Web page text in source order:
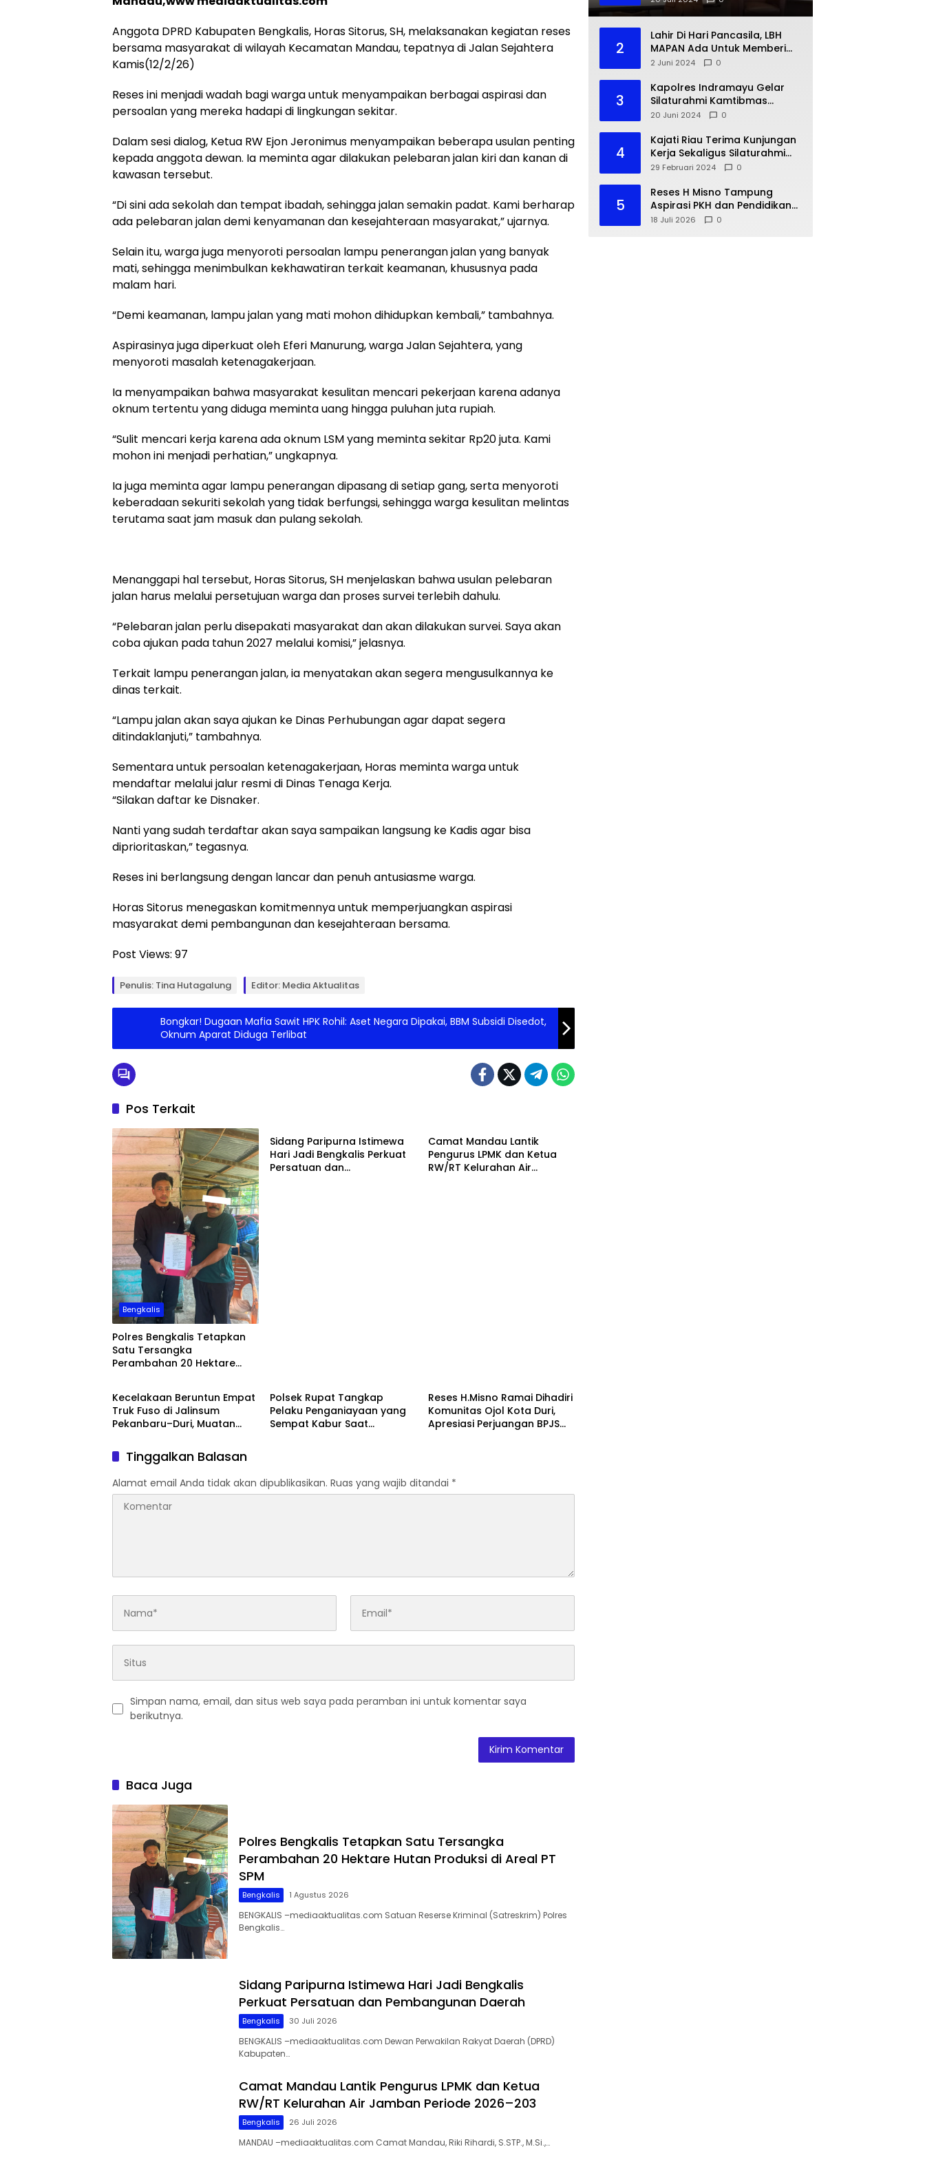
Anggota DPRD Kabupaten Bengkalis, Horas Sitorus, SH, melaksanakan kegiatan reses
bersama masyarakat di wilayah Kecamatan Mandau, tepatnya di Jalan Sejahtera
Kamis(12/2/26)
Reses ini menjadi wadah bagi warga untuk menyampaikan berbagai aspirasi dan
persoalan yang mereka hadapi di lingkungan sekitar.
Dalam sesi dialog, Ketua RW Ejon Jeronimus menyampaikan beberapa usulan penting
kepada anggota dewan. Ia meminta agar dilakukan pelebaran jalan kiri dan kanan di
kawasan tersebut.
“Di sini ada sekolah dan tempat ibadah, sehingga jalan semakin padat. Kami berharap
ada pelebaran jalan demi kenyamanan dan kesejahteraan masyarakat,” ujarnya.
Selain itu, warga juga menyoroti persoalan lampu penerangan jalan yang banyak
mati, sehingga menimbulkan kekhawatiran terkait keamanan, khususnya pada
malam hari.
“Demi keamanan, lampu jalan yang mati mohon dihidupkan kembali,” tambahnya.
Aspirasinya juga diperkuat oleh Eferi Manurung, warga Jalan Sejahtera, yang
menyoroti masalah ketenagakerjaan.
Ia menyampaikan bahwa masyarakat kesulitan mencari pekerjaan karena adanya
oknum tertentu yang diduga meminta uang hingga puluhan juta rupiah.
“Sulit mencari kerja karena ada oknum LSM yang meminta sekitar Rp20 juta. Kami
mohon ini menjadi perhatian,” ungkapnya.
Ia juga meminta agar lampu penerangan dipasang di setiap gang, serta menyoroti
keberadaan sekuriti sekolah yang tidak berfungsi, sehingga warga kesulitan melintas
terutama saat jam masuk dan pulang sekolah.
Menanggapi hal tersebut, Horas Sitorus, SH menjelaskan bahwa usulan pelebaran
jalan harus melalui persetujuan warga dan proses survei terlebih dahulu.
“Pelebaran jalan perlu disepakati masyarakat dan akan dilakukan survei. Saya akan
coba ajukan pada tahun 2027 melalui komisi,” jelasnya.
Terkait lampu penerangan jalan, ia menyatakan akan segera mengusulkannya ke
dinas terkait.
“Lampu jalan akan saya ajukan ke Dinas Perhubungan agar dapat segera
ditindaklanjuti,” tambahnya.
Sementara untuk persoalan ketenagakerjaan, Horas meminta warga untuk
mendaftar melalui jalur resmi di Dinas Tenaga Kerja.
“Silakan daftar ke Disnaker.
Nanti yang sudah terdaftar akan saya sampaikan langsung ke Kadis agar bisa
diprioritaskan,” tegasnya.
Reses ini berlangsung dengan lancar dan penuh antusiasme warga.
Horas Sitorus menegaskan komitmennya untuk memperjuangkan aspirasi
masyarakat demi pembangunan dan kesejahteraan bersama.
Post Views: 97
Penulis: Tina Hutagalung Editor: Media Aktualitas
Bongkar! Dugaan Mafia Sawit HPK Rohil: Aset Negara Dipakai, BBM Subsidi Disedot,
Oknum Aparat Diduga Terlibat
Pos Terkait
Bengkalis
Polres Bengkalis Tetapkan
Satu Tersangka
Perambahan 20 Hektare
Sidang Paripurna Istimewa
Hari Jadi Bengkalis Perkuat
Persatuan dan
Camat Mandau Lantik
Pengurus LPMK dan Ketua
RW/RT Kelurahan Air
Bengkalis
Kecelakaan Beruntun Empat
Truk Fuso di Jalinsum
Pekanbaru–Duri, Muatan
Jalan
Polsek Rupat Tangkap
Pelaku Penganiayaan yang
Sempat Kabur Saat
Reses H.Misno Ramai Dihadiri
Komunitas Ojol Kota Duri,
Apresiasi Perjuangan BPJS
Tinggalkan Balasan
Alamat email Anda tidak akan dipublikasikan. Ruas yang wajib ditandai *
Simpan nama, email, dan situs web saya pada peramban ini untuk komentar saya
berikutnya.
Baca Juga
Polres Bengkalis Tetapkan Satu Tersangka
Perambahan 20 Hektare Hutan Produksi di Areal PT
SPM
Bengkalis 1 Agustus 2026
BENGKALIS –mediaaktualitas.com Satuan Reserse Kriminal (Satreskrim) Polres
Bengkalis…
Sidang Paripurna Istimewa Hari Jadi Bengkalis
Perkuat Persatuan dan Pembangunan Daerah
Bengkalis 30 Juli 2026
BENGKALIS –mediaaktualitas.com Dewan Perwakilan Rakyat Daerah (DPRD)
Kabupaten…
Camat Mandau Lantik Pengurus LPMK dan Ketua
RW/RT Kelurahan Air Jamban Periode 2026–203
Bengkalis 26 Juli 2026
MANDAU –mediaaktualitas.com Camat Mandau, Riki Rihardi, S.STP., M.Si.,…
2
Lahir Di Hari Pancasila, LBH
MAPAN Ada Untuk Memberi
Bantuan Hukum Gratis Bagi
2 Juni 2024 0
3
Kapolres Indramayu Gelar
Silaturahmi Kamtibmas
dengan IKA PMII
20 Juni 2024 0
4
Kajati Riau Terima Kunjungan
Kerja Sekaligus Silaturahmi
Pejabat Perwakilan Bank
29 Februari 2024 0
5
Reses H Misno Tampung
Aspirasi PKH dan Pendidikan
Warga Air Jamban
18 Juli 2026 0